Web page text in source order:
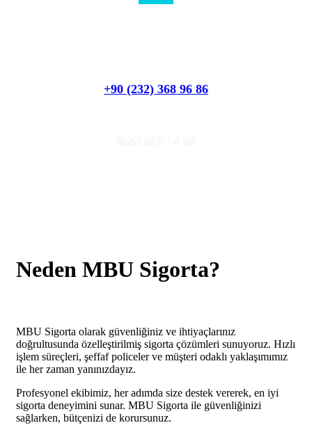
+90 (232) 368 96 86
Neden MBU Sigorta?
MBU Sigorta olarak güvenliğiniz ve ihtiyaçlarınız
doğrultusunda özelleştirilmiş sigorta çözümleri sunuyoruz. Hızlı
işlem süreçleri, şeffaf policeler ve müşteri odaklı yaklaşımımız
ile her zaman yanınızdayız.
Profesyonel ekibimiz, her adımda size destek vererek, en iyi
sigorta deneyimini sunar. MBU Sigorta ile güvenliğinizi
sağlarken, bütçenizi de korursunuz.